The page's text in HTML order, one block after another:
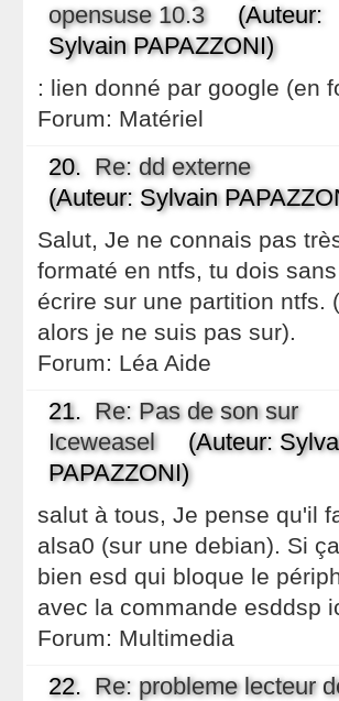
opensuse 10.3(Auteur:
Sylvain PAPAZZONI)
: lien donné par google (en
Forum: Matériel
20. Re: dd externe
(Auteur: Sylvain
Salut, Je ne connais pas
formaté en ntfs, tu dois
écrire sur une partition ntfs.
alors je ne suis pas sur).
Forum: Léa Aide
21. Re: Pas de son sur
Iceweasel(Auteur:
PAPAZZONI)
salut à tous, Je pense qu'il
alsa0 (sur une debian). Si
bien esd qui bloque le
avec la commande esddsp
Forum: Multimedia
22. Re: probleme lecteur